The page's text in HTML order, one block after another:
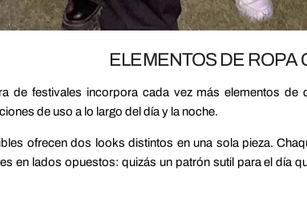
ELEMENTOS DE ROPA
de festivales incorpora cada vez más elementos
de uso a lo largo del día y la noche.
ofrecen dos looks distintos en una sola pieza.
en lados opuestos: quizás un patrón sutil para el día